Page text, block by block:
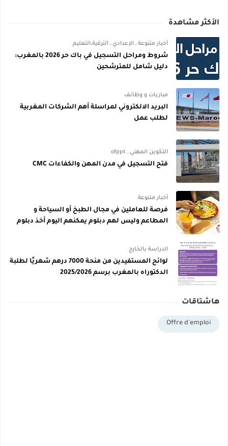
الأكثر مشاهدة
أخبار متنوعة , الإعدادي , الترقية،التعليم
شروط ومراحل التسجيل في باك حر 2026 بالمغرب:
دليل شامل للمترشحين
مباريات و وظائف
البريد الالكتروني لمراسلة أهم الشركات المغربية
لطلب عمل
التكوين المهني ,
ofppt
فتح التسجيل في مدن المهن والكفاءات CMC
أخبار متنوعة
فرصة للعاملين في مجال الطبخ أو السياحة و
المطاعم وليس لهم دبلوم يمكنهم اليوم أخذ دبلوم
الدراسة بالخارج
لوائح المستفيدين من منحة 7000 درهم شهريًا لطلبة
الدكتوراه بالمغرب برسم 2025/2026
هاشتاقات
Offre d'emploi